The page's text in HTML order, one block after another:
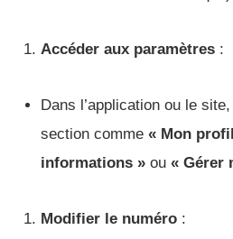
Accéder aux paramètres :
Dans l’application ou le
section comme « Mon
informations » ou « Gérer
Modifier le numéro :